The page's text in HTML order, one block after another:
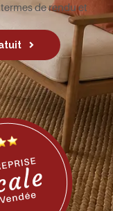
de rendu et